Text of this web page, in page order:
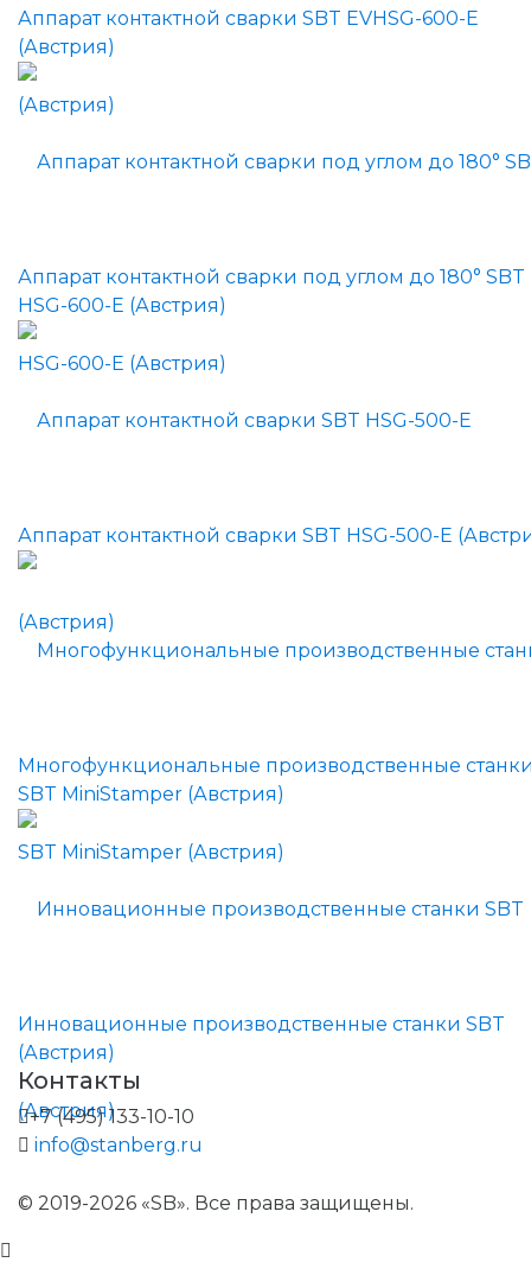
Аппарат контактной сварки SBT EVHSG-600-E
(Австрия)
Аппарат контактной сварки под углом до 180° SBT
HSG-600-E (Австрия)
Аппарат контактной сварки SBT HSG-500-E
Многофункциональные производственные
SBT MiniStamper (Австрия)
Инновационные производственные станки SBT
(Австрия)
Контакты
+7 (495) 133-10-10
info@stanberg.ru
© 2019-2026 «SB». Все права защищены.